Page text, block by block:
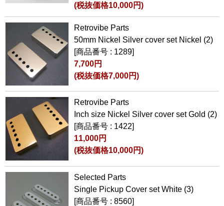
(税抜価格10,000円)
Retrovibe Parts
50mm Nickel Silver cover set Nickel (2)
[商品番号 : 1289]
7,700円
(税抜価格7,000円)
Retrovibe Parts
Inch size Nickel Silver cover set Gold (2)
[商品番号 : 1422]
11,000円
(税抜価格10,000円)
Selected Parts
Single Pickup Cover set White (3)
[商品番号 : 8560]